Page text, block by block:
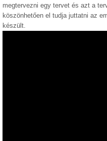
megtervezni egy tervet és azt a
köszönhetően el tudja juttatni az
készült.